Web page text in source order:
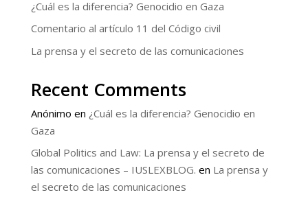
¿Cuál es la diferencia? Genocidio en Gaza
Comentario al artículo 11 del Código civil
La prensa y el secreto de las comunicaciones
Recent Comments
Anónimo en ¿Cuál es la diferencia? Genocidio en
Gaza
Global Politics and Law: La prensa y el secreto de
las comunicaciones – IUSLEXBLOG. en La prensa y
el secreto de las comunicaciones